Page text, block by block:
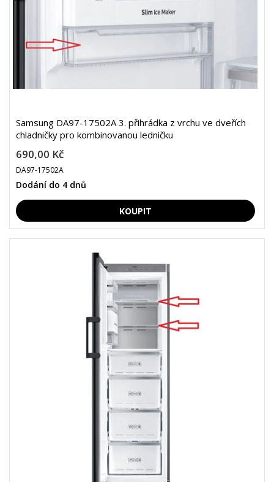
Samsung DA97-17502A 3. přihrádka z vrchu ve dveřích
chladničky pro kombinovanou ledničku
690,00 Kč
DA97-17502A
Dodání do 4 dnů